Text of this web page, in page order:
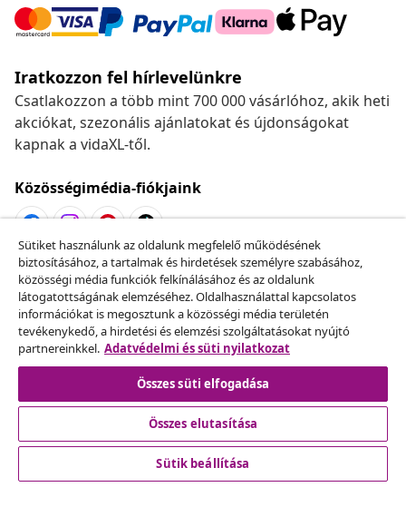
Iratkozzon fel hírlevelünkre
Csatlakozzon a több mint 700 000 vásárlóhoz, akik heti
akciókat, szezonális ajánlatokat és újdonságokat
kapnak a vidaXL-től.
Közösségimédia-fiókjaink
Szerződéstől való elállás
Küldj be egy rendelés lemondására vonatkozó
kérelmet.
Szerződéstől való elállás
Ügyfélszolgálat
Sütiket használunk az oldalunk megfelelő működésének
biztosításához, a tartalmak és hirdetések személyre szabásához,
közösségi média funkciók felkínálásához és az oldalunk
látogatottságának elemzéséhez. Oldalhasználattal kapcsolatos
információkat is megosztunk a közösségi média területén
tevékenykedő, a hirdetési és elemzési szolgáltatásokat nyújtó
partnereinkkel. Adatvédelmi és süti nyilatkozat
Összes süti elfogadása
Összes elutasítása
Sütik beállítása